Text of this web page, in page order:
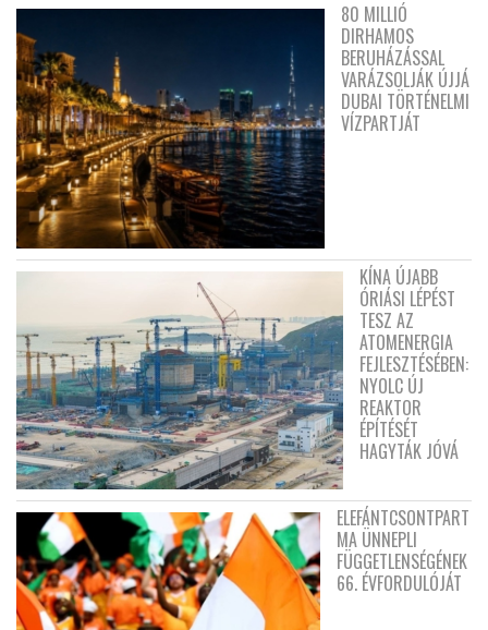
80 MILLIÓ
DIRHAMOS
BERUHÁZÁSSAL
VARÁZSOLJÁK ÚJJÁ
DUBAI TÖRTÉNELMI
VÍZPARTJÁT
KÍNA ÚJABB
ÓRIÁSI LÉPÉST
TESZ AZ
ATOMENERGIA
FEJLESZTÉSÉBEN:
NYOLC ÚJ
REAKTOR
ÉPÍTÉSÉT
HAGYTÁK JÓVÁ
ELEFÁNTCSONTPART
MA ÜNNEPLI
FÜGGETLENSÉGÉNEK
66. ÉVFORDULÓJÁT